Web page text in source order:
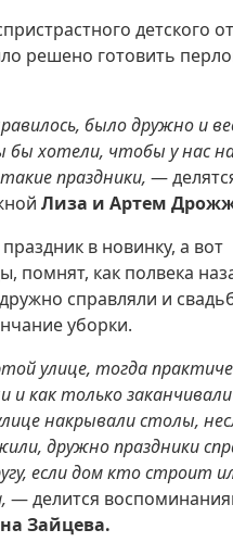
детского
решено готовить
было дружно и
бы хотели, чтобы у нас
праздники, —
Лиза и Артем
в новинку, а вот
помнят, как полвека
справляли и
уборки.
улице, тогда
и как только заканчивали
накрывали столы,
дружно праздники
если дом кто строит
— делится
Зайцева.